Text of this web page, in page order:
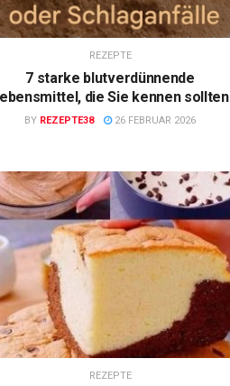
REZEPTE
7 starke blutverdünnende
die Sie kennen sollten
BY REZEPTE38 26 FEBRUAR 2026
REZEPTE